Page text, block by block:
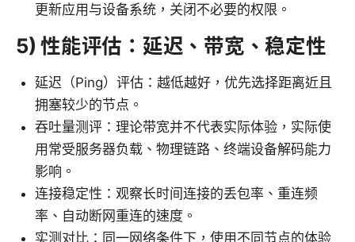
更新应用与设备系统，关闭不必要的权限。
5) 性能评估：延迟、带宽、稳定性
延迟（Ping）评估：越低越好，优先选择距离近且
拥塞较少的节点。
吞吐量测评：理论带宽并不代表实际体验，实际使
用常受服务器负载、物理链路、终端设备解码能力
影响。
连接稳定性：观察长时间连接的丢包率、重连频
率、自动断网重连的速度。
实测对比：同一网络条件下，使用不同节点的体验